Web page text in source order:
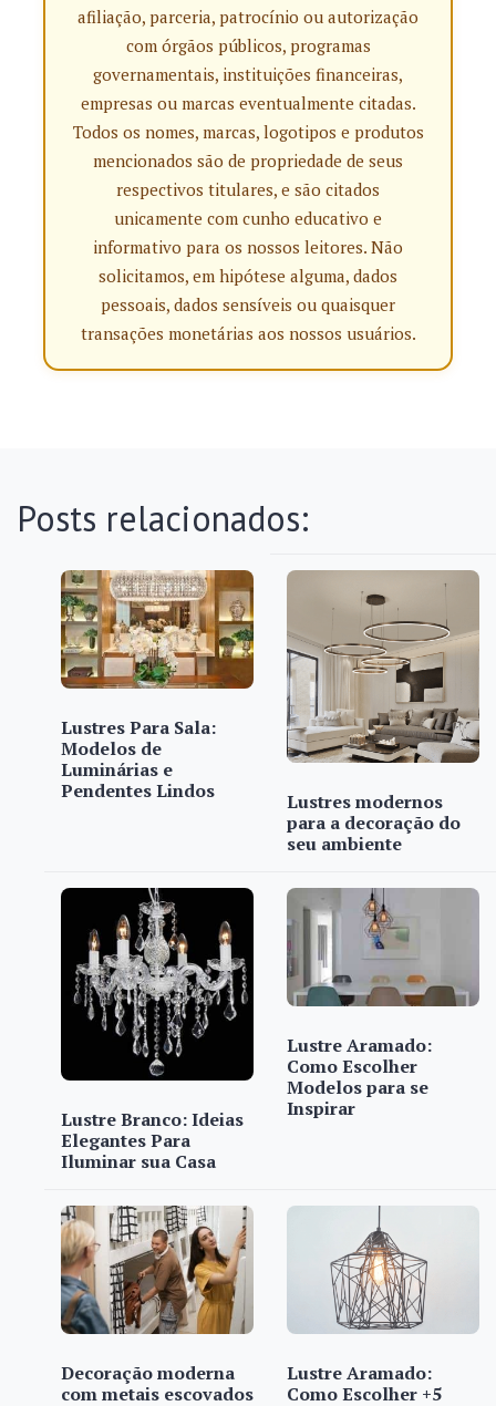
afiliação, parceria, patrocínio ou autorização
com órgãos públicos, programas
governamentais, instituições financeiras,
empresas ou marcas eventualmente citadas.
Todos os nomes, marcas, logotipos e produtos
mencionados são de propriedade de seus
respectivos titulares, e são citados
unicamente com cunho educativo e
informativo para os nossos leitores. Não
solicitamos, em hipótese alguma, dados
pessoais, dados sensíveis ou quaisquer
transações monetárias aos nossos usuários.
Posts relacionados:
Lustres Para Sala:
Modelos de
Luminárias e
Pendentes Lindos
Lustres modernos
para a decoração do
seu ambiente
Lustre Branco: Ideias
Elegantes Para
Iluminar sua Casa
Lustre Aramado:
Como Escolher
Modelos para se
Inspirar
Decoração moderna
com metais escovados
Lustre Aramado:
Como Escolher +5